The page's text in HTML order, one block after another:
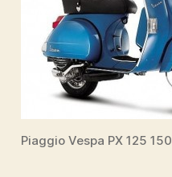
Piaggio Vespa PX 125 150